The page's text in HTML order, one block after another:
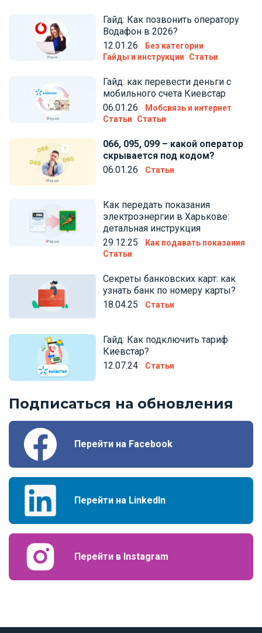
Гайд: Как позвонить оператору
Водафон в 2026?
12.01.26
Без категории
Гайды и инструкции
Статьи
Гайд: как перевести деньги с
мобильного счета Киевстар
06.01.26
Мобсвязь и интернет
Статьи
Статьи
066, 095, 099 – какой оператор
скрывается под кодом?
06.01.26
Статьи
Как передать показания
электроэнергии в Харькове:
детальная инструкция
29.12.25
Как подавать показания
Статьи
Секреты банковских карт: как
узнать банк по номеру карты?
18.04.25
Статьи
Гайд: Как подключить тариф
Киевстар?
12.07.24
Статьи
Подписаться на обновления
Перейти на Facebook
Перейти на LinkedIn
Перейти в Instagram